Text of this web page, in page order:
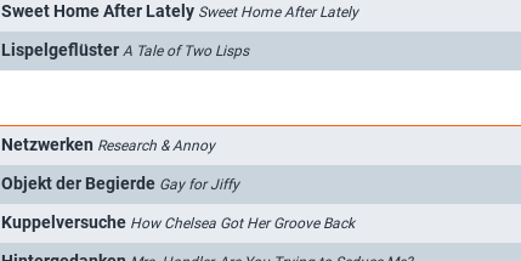
Sweet Home After Lately Sweet Home After Lately
Lispelgeflüster A Tale of Two Lisps
Netzwerken Research & Annoy
Objekt der Begierde Gay for Jiffy
Kuppelversuche How Chelsea Got Her Groove Back